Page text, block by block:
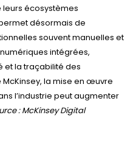
écosystèmes
désormais de
souvent manuelles et
intégrées,
et la traçabilité des
la mise en œuvre
l’industrie peut augmenter
: McKinsey Digital